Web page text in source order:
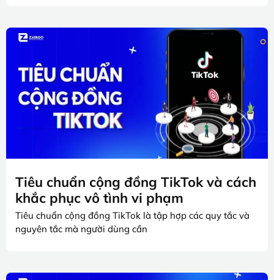
Tiêu chuẩn cộng đồng TikTok và cách
khắc phục vô tình vi phạm
Tiêu chuẩn cộng đồng TikTok là tập hợp các quy tắc và
nguyên tắc mà người dùng cần